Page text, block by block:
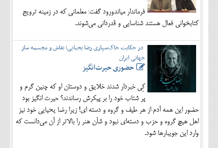
فرماندار میاندورود گفت: معلمانی که در زمینه ترویج
کتابخوانی فعال هستند شناسایی و قدردانی می‌شوند.
در حکایت خاک‌سپاری رضا یحیایی؛ نقاش و مجسمه ساز
جهانی ایران
حضوری حیرت‌انگیز
کِی خبردار شدند خلایق و دوستان او که چنین گرم و
پر شتاب خود را بر پیکرش رساندند؟ حیرت انگیز بود
حضور این همه آدم از هر طیف و گروه و دسته ای! زیرا رضا یحیایی خود نیز
اهل هیچ گروه و حزب و دسته‌ای نبود و شأن هنر را بالاتر از آن می‌دانست که
وارد این جویبارها شود.